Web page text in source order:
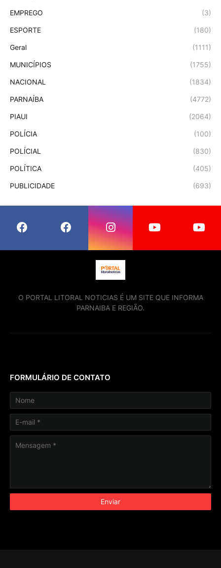
EMPREGO (3)
ESPORTE (180)
Geral (1111)
MUNICÍPIOS (1755)
NACIONAL (1834)
PARNAÍBA (4772)
PIAUI (2064)
POLÍCIA (100)
POLÍCIAL (830)
POLÍTICA (405)
PUBLICIDADE (693)
O PORTAL LITORAL NOTICIAS É UM SITE QUE INFORMA
PARNAIBA E REGIÃO.
FORMULÁRIO DE CONTATO